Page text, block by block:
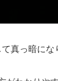
真っ暗にな